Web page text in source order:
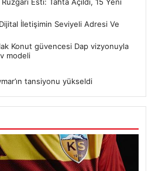
İletişimin Seviyeli Adresi Ve
Konut güvencesi Dap vizyonuyla
modeli
tansiyonu yükseldi